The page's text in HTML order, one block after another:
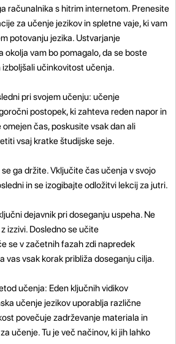
računalnika s hitrim internetom. Prenesite
za učenje jezikov in spletne vaje, ki vam
potovanju jezika. Ustvarjanje
okolja vam bo pomagalo, da se boste
učinkovitost učenja.
pri svojem učenju: učenje
postopek, ki zahteva reden napor in
čas, poskusite vsak dan ali
vsaj kratke študijske seje.
ga držite. Vključite čas učenja v svojo
in se izogibajte odložitvi lekcij za jutri.
dejavnik pri doseganju uspeha. Ne
izzivi. Dosledno se učite
se v začetnih fazah zdi napredek
vas vsak korak približa doseganju cilja.
učenja: Eden ključnih vidikov
učenje jezikov uporablja različne
povečuje zadrževanje materiala in
učenje. Tu je več načinov, ki jih lahko